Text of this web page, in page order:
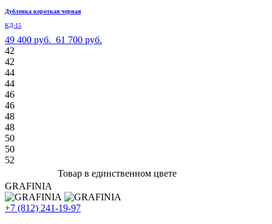
Дубленка короткая черная
КД-15
49 400 руб. 61 700 руб.
42
42
44
44
46
46
48
48
50
50
52
Товар в единственном цвете
GRAFINIA
+7 (812) 241-19-97